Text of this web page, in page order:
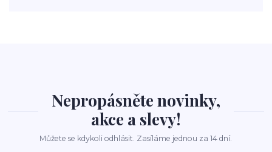
Nepropásněte novinky,
akce a slevy!
Můžete se kdykoli odhlásit. Zasíláme jednou za 14 dní.